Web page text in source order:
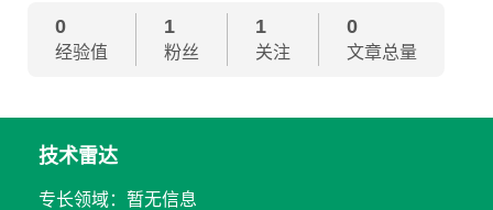
0
经验值
1
粉丝
1
关注
0
文章总量
技术雷达
专长领域：暂无信息